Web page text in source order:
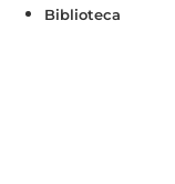
Biblioteca